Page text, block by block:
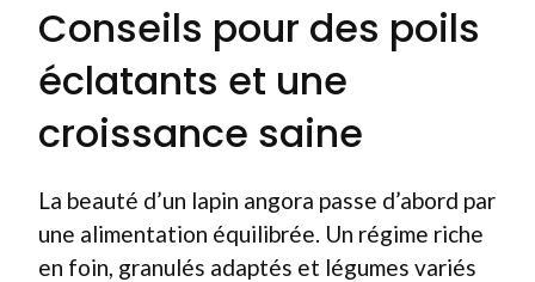
Conseils pour des poils
éclatants et une
croissance saine
La beauté d’un lapin angora passe d’abord par
une alimentation équilibrée. Un régime riche
en foin, granulés adaptés et légumes variés